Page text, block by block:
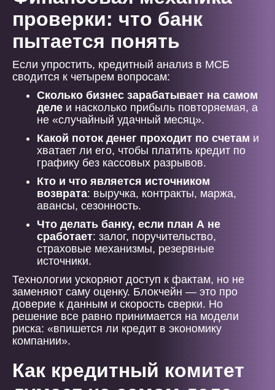
проверки: что банк
пытается понять
Если упростить, кредитный анализ в МСБ
сводится к четырем вопросам:
Сколько бизнес зарабатывает на самом
деле и насколько прибыль повторяемая, а
не «случайный удачный месяц».
Какой поток денег проходит по счетам и
хватает ли его, чтобы платить кредит по
графику без кассовых разрывов.
Кто и что является источником
возврата: выручка, контракты, маржа,
авансы, сезонность.
Что делать банку, если план А не
сработает: залог, поручительство,
страховые механизмы, резервные
источники.
Технологии ускоряют доступ к фактам, но не
заменяют саму оценку. Блокчейн — это про
доверие к данным и скорость сверки. Но
решение все равно принимается на модели
риска: «впишется ли кредит в экономику
компании».
Как кредитный комитет